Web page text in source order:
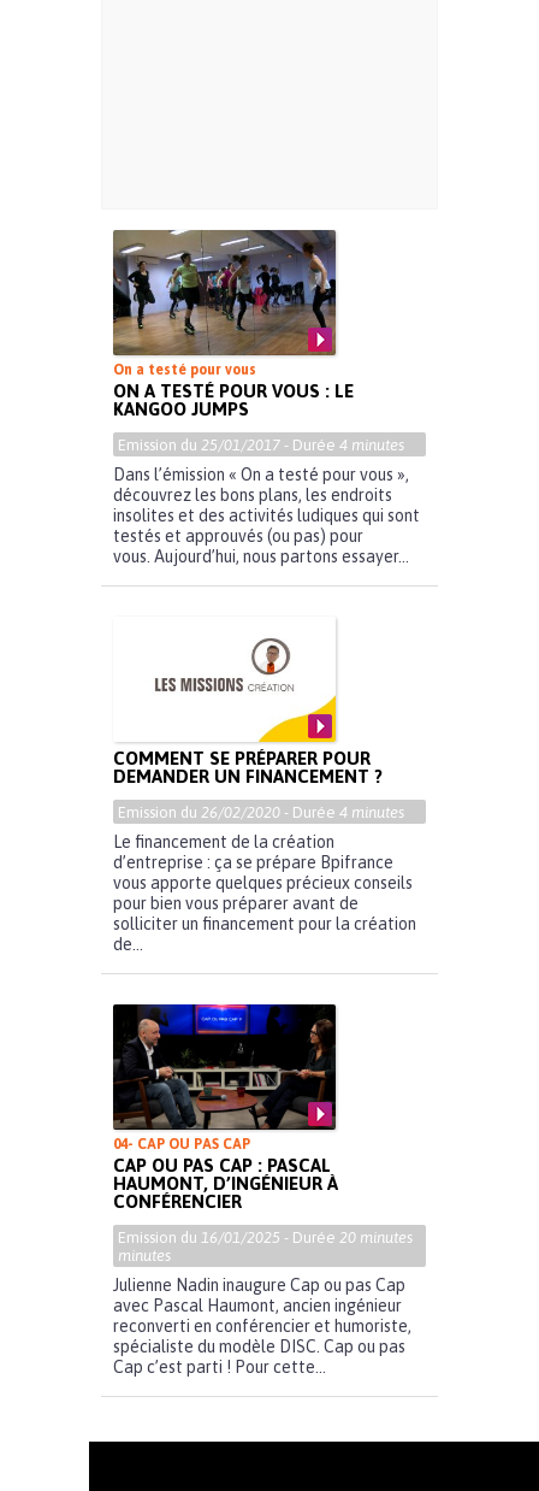
On a testé pour vous
ON A TESTÉ POUR VOUS : LE
KANGOO JUMPS
Emission du 25/01/2017 - Durée 4 minutes
Dans l’émission « On a testé pour vous »,
découvrez les bons plans, les endroits
insolites et des activités ludiques qui sont
testés et approuvés (ou pas) pour
vous. Aujourd’hui, nous partons essayer...
COMMENT SE PRÉPARER POUR
DEMANDER UN FINANCEMENT ?
Emission du 26/02/2020 - Durée 4 minutes
Le financement de la création
d’entreprise : ça se prépare Bpifrance
vous apporte quelques précieux conseils
pour bien vous préparer avant de
solliciter un financement pour la création
de...
04- CAP OU PAS CAP
CAP OU PAS CAP : PASCAL
HAUMONT, D’INGÉNIEUR À
CONFÉRENCIER
Emission du 16/01/2025 - Durée 20 minutes
minutes
Julienne Nadin inaugure Cap ou pas Cap
avec Pascal Haumont, ancien ingénieur
reconverti en conférencier et humoriste,
spécialiste du modèle DISC. Cap ou pas
Cap c’est parti ! Pour cette...